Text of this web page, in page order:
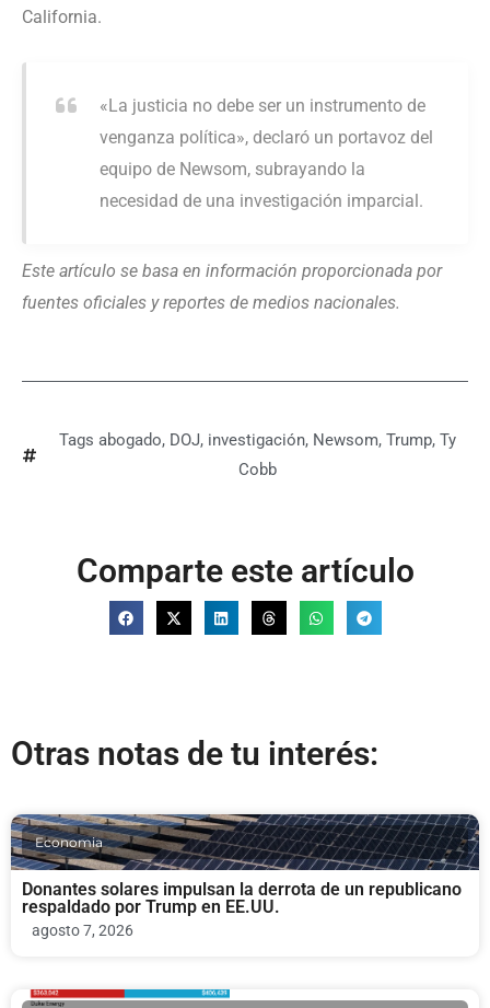
California.
«La justicia no debe ser un instrumento de
venganza política», declaró un portavoz del
equipo de Newsom, subrayando la
necesidad de una investigación imparcial.
Este artículo se basa en información proporcionada por
fuentes oficiales y reportes de medios nacionales.
Tags abogado, DOJ, investigación, Newsom, Trump, Ty
Cobb
Comparte este artículo
Otras notas de tu interés:
Economia
Donantes solares impulsan la derrota de un republicano
respaldado por Trump en EE.UU.
agosto 7, 2026